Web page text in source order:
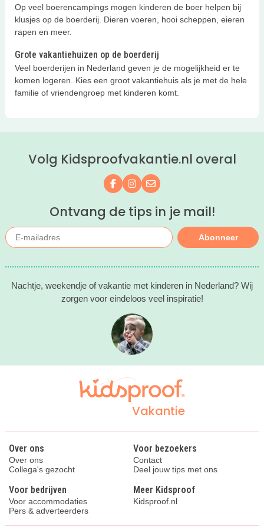
kidproof campings met
kampeerplekken met privé sanitair!
Op veel boerencampings mogen kinderen de boer helpen bij
klusjes op de boerderij. Dieren voeren, hooi scheppen, eieren
rapen en meer.
Grote vakantiehuizen op de boerderij
Veel boerderijen in Nederland geven je de mogelijkheid er te
komen logeren. Kies een groot vakantiehuis als je met de hele
familie of vriendengroep met kinderen komt.
Volg Kidsproofvakantie.nl overal
Volg ons op Facebook
Volg ons op Instagram
Mail ons
Ontvang de tips in je mail!
Abonneer
Nachtje, weekendje of vakantie met kinderen in Nederland? Wij
zorgen voor eindeloos veel inspiratie!
Vakantie
Over ons
Over ons
Collega's gezocht
Voor bezoekers
Contact
Deel jouw tips met ons
Voor bedrijven
Voor accommodaties
Pers & adverteerders
Meer Kidsproof
Kidsproof.nl